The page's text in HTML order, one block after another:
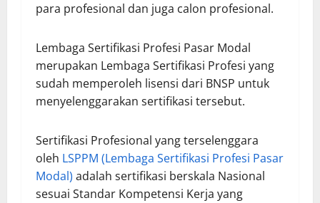
para profesional dan juga calon profesional.
Lembaga Sertifikasi Profesi Pasar Modal
merupakan Lembaga Sertifikasi Profesi yang
sudah memperoleh lisensi dari BNSP untuk
menyelenggarakan sertifikasi tersebut.
Sertifikasi Profesional yang terselenggara
oleh LSPPM (Lembaga Sertifikasi Profesi Pasar
Modal) adalah sertifikasi berskala Nasional
sesuai Standar Kompetensi Kerja yang